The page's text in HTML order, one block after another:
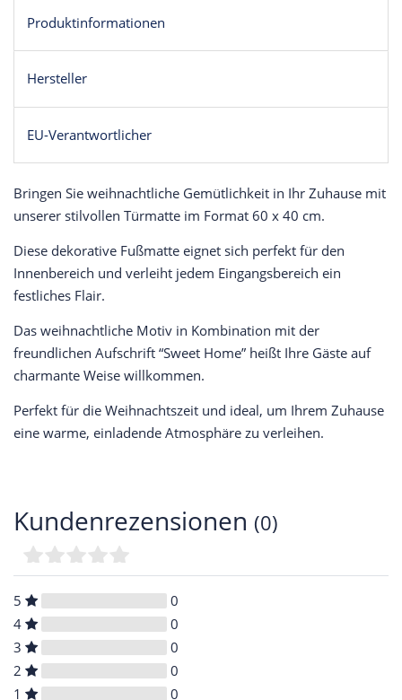
Produktinformationen
Hersteller
EU-Verantwortlicher
Bringen Sie weihnachtliche Gemütlichkeit in Ihr Zuhause mit
unserer stilvollen Türmatte im Format 60 x 40 cm.
Diese dekorative Fußmatte eignet sich perfekt für den
Innenbereich und verleiht jedem Eingangsbereich ein
festliches Flair.
Das weihnachtliche Motiv in Kombination mit der
freundlichen Aufschrift “Sweet Home” heißt Ihre Gäste auf
charmante Weise willkommen.
Perfekt für die Weihnachtszeit und ideal, um Ihrem Zuhause
eine warme, einladende Atmosphäre zu verleihen.
Kundenrezensionen (0)
5
0
4
0
3
0
2
0
1
0